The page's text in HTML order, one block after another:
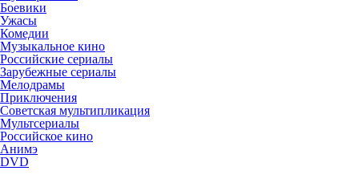
Боевики
Ужасы
Комедии
Музыкальное кино
Российские сериалы
Зарубежные сериалы
Мелодрамы
Приключения
Советская мультипликация
Мультсериалы
Российское кино
Анимэ
DVD